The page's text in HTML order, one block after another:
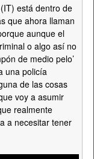
está dentro de
que ahora llaman
aunque el
o algo así no
de medio pelo’
una policía
de las cosas
voy a asumir
realmente
a necesitar tener